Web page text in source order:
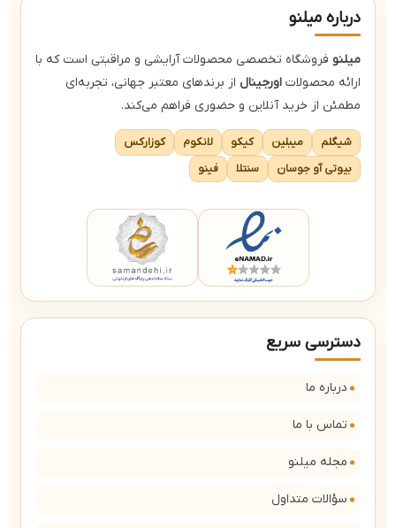
درباره میلنو
میلنو فروشگاه تخصصی محصولات آرایشی و مراقبتی است که با
ارائه محصولات اورجینال از برندهای معتبر جهانی، تجربه‌ای
مطمئن از خرید آنلاین و حضوری فراهم می‌کند.
شیگلم میبلین کیکو لانکوم
کوزارکس
بیوتی آو جوسان
سنتلا فینو
دسترسی سریع
درباره ما
تماس با ما
مجله میلنو
سؤالات متداول